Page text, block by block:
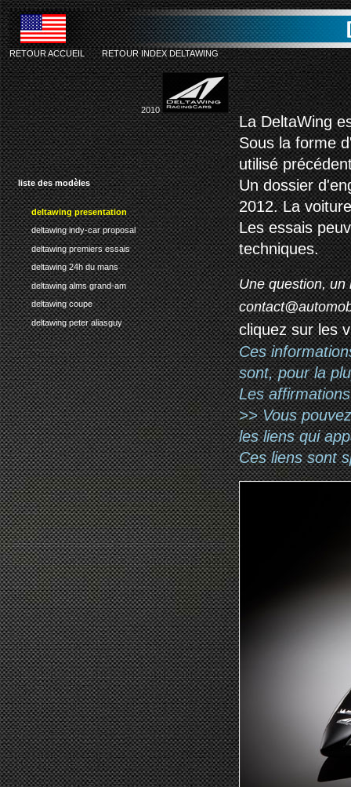
liste des modèles
deltawing presentation
deltawing indy-car proposal
deltawing premiers essais
deltawing 24h du mans
deltawing alms grand-am
deltawing coupe
deltawing peter aliasguy
RETOUR ACCUEIL-RETOUR INDEX DELTAWING
2010
La DeltaWing
Sous la forme
utilisé
Un dossier
2012. La
Les essais
techniques.
Une question, un
cliquez sur les
Ces
sont, pour la
Les
>> Vous
les liens qui
Ces liens sont